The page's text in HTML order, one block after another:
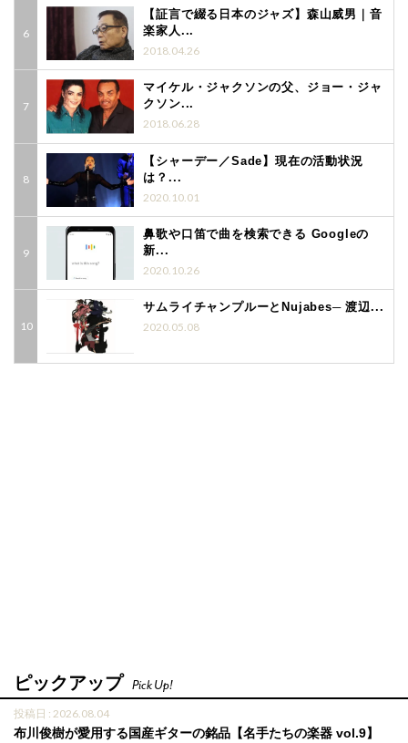
【証言で綴る日本のジャズ】森山威男｜音
楽家人...
2018.04.26
マイケル・ジャクソンの父、ジョー・ジャ
クソン...
2018.06.28
【シャーデー／Sade】現在の活動状況
は？...
2020.10.01
鼻歌や口笛で曲を検索できる Googleの
新...
2020.10.26
サムライチャンプルーとNujabes─ 渡辺...
2020.05.08
ピックアップ Pick Up!
投稿日 : 2026.08.04
布川俊樹が愛用する国産ギターの銘品【名手たちの楽器 vol.9】